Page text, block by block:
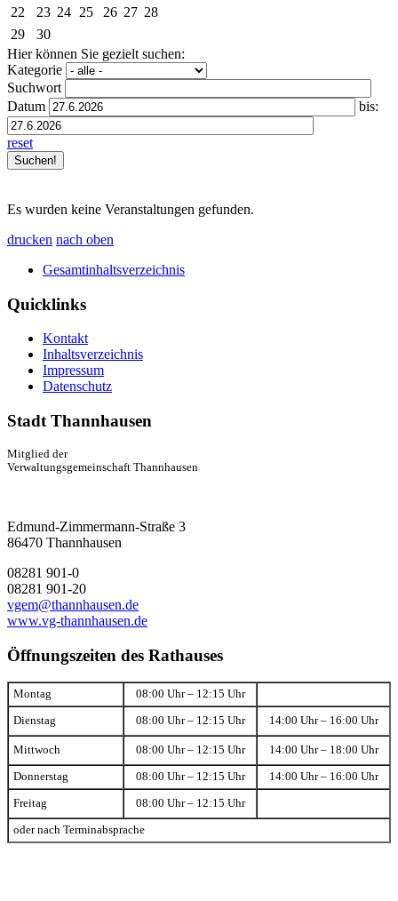
22
23 24 25 26 27 28
29
30
Hier können Sie gezielt suchen:
Kategorie
Suchwort
Datum
bis:
reset
Es wurden keine Veranstaltungen gefunden.
drucken nach oben
Gesamtinhaltsverzeichnis
Quicklinks
Kontakt
Inhaltsverzeichnis
Impressum
Datenschutz
Stadt Thannhausen
Mitglied der
Verwaltungsgemeinschaft Thannhausen
Edmund-Zimmermann-Straße 3
86470 Thannhausen
08281 901-0
08281 901-20
vgem@thannhausen.de
www.vg-thannhausen.de
Öffnungszeiten des Rathauses
Montag 08:00 Uhr – 12:15 Uhr
Dienstag 08:00 Uhr – 12:15 Uhr 14:00 Uhr – 16:00 Uhr
Mittwoch 08:00 Uhr – 12:15 Uhr 14:00 Uhr – 18:00 Uhr
Donnerstag 08:00 Uhr – 12:15 Uhr 14:00 Uhr – 16:00 Uhr
Freitag 08:00 Uhr – 12:15 Uhr
oder nach Terminabsprache